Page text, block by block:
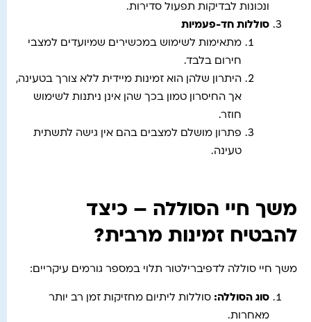
ונכונות לבדיקות תפעול סדירות.
סוללות חד-פעמיות
מתאימות לשימוש במכשירים שמיועדים למצבי
חירום בלבד.
היתרון שלהן הוא זמינות מיידית ללא צורך בטעינה,
אך החיסרון טמון בכך שהן אינן ניתנות לשימוש
חוזר.
פתרון מושלם למצבים בהם אין גישה לתשתית
טעינה.
משך חיי הסוללה – כיצד
להבטיח זמינות מרבית?
משך חיי סוללה לדפיברילטור תלוי במספר גורמים עיקריים:
סוג הסוללה: סוללות ליתיום מחזיקות זמן רב יותר
מאחרות.